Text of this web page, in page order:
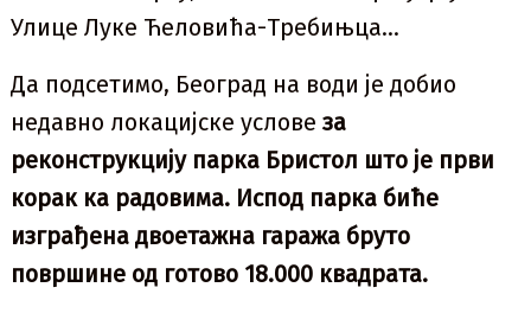
Улице Луке Ћеловића-Требињца…
Да подсетимо, Београд на води је добио
недавно локацијске условеза
реконструкцију парка Бристол што је први
корак ка радовима. Испод парка биће
изграђена двоетажна гаража бруто
површине од готово 18.000 квадрата.